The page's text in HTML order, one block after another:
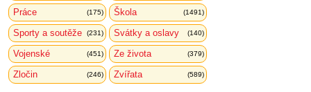
Práce (175) Škola (1491)
Sporty a soutěže (231) Svátky a oslavy (140)
Vojenské (451) Ze života (379)
Zločin (246) Zvířata (589)